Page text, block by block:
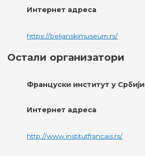
Интернет адреса
https://beljanskimuseum.rs/
Остали организатори
Француски институт у Србији
Интернет адреса
http://www.institutfrancais.rs/